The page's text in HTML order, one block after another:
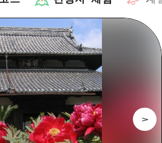
공식 가이드
험